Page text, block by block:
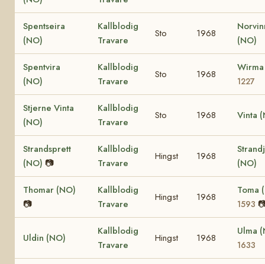
Spentseira
(NO)
Kallblodig
Travare
Sto 1968
(NO)
Spentvira
(NO)
Kallblodig
Travare
Sto 1968
1227
Stjerne Vinta
(NO)
Kallblodig
Travare
Sto 1968 Vinta
Strandsprett
(NO) 📷
Kallblodig
Travare
Hingst 1968
(NO)
Thomar (NO)
📷
Kallblodig
Travare
Hingst 1968
Toma
1593
Uldin (NO)
Kallblodig
Travare
Hingst 1968
Ulma
1633